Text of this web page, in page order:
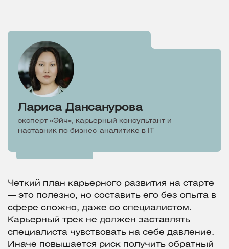
Лариса Дансанурова
эксперт «Эйч», карьерный консультант и
наставник по бизнес-аналитике в IT
Четкий план карьерного развития на старте
— это полезно, но составить его без опыта в
сфере сложно, даже со специалистом.
Карьерный трек не должен заставлять
специалиста чувствовать на себе давление.
Иначе повышается риск получить обратный